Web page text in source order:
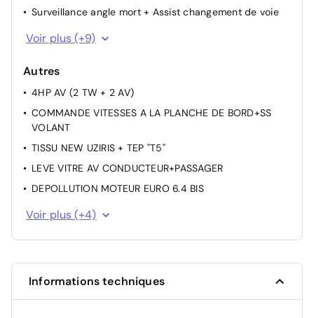
Surveillance angle mort + Assist changement de voie
Alerte risque collision
Airbags Frontaux, latéraux AV et rideaux
Sécurité enfant à l'arrière manuel
Fixations ISOFIX (places latérales AR)
Contrôle électronique de trajectoire ESP
Allumage automatique des feux
Régulateur de vitesse adaptatif Stop&Go
Airbag passager avant déconnectable manuellement
Voir plus (+9)
Autres
4HP AV (2 TW + 2 AV)
COMMANDE VITESSES A LA PLANCHE DE BORD+SS
VOLANT
TISSU NEW UZIRIS + TEP "T5"
LEVE VITRE AV CONDUCTEUR+PASSAGER
DEPOLLUTION MOTEUR EURO 6.4 BIS
PEINTURE BLEU OBSESSION
Voir plus (+4)
Informations techniques